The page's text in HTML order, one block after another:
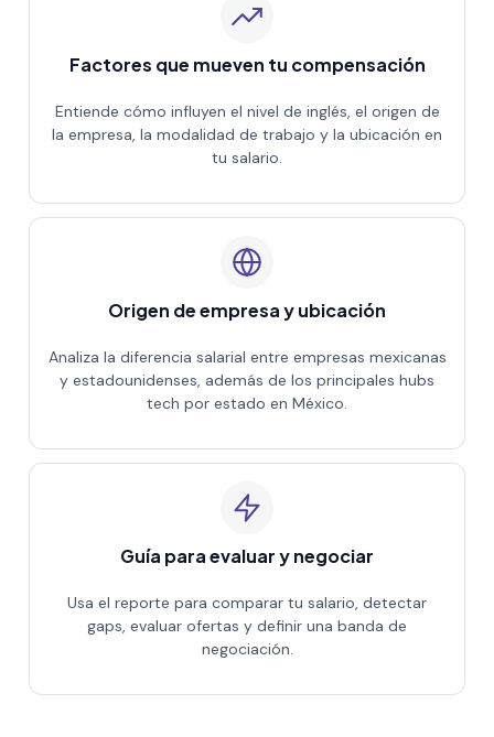
Factores que mueven tu compensación
Entiende cómo influyen el nivel de inglés, el origen de
la empresa, la modalidad de trabajo y la ubicación en
tu salario.
Origen de empresa y ubicación
Analiza la diferencia salarial entre empresas mexicanas
y estadounidenses, además de los principales hubs
tech por estado en México.
Guía para evaluar y negociar
Usa el reporte para comparar tu salario, detectar
gaps, evaluar ofertas y definir una banda de
negociación.